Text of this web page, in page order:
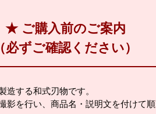
★ ご購入前のご案内
（必ずご確認ください）
造する和式刃物です。
を行い、商品名・説明文を付けて順